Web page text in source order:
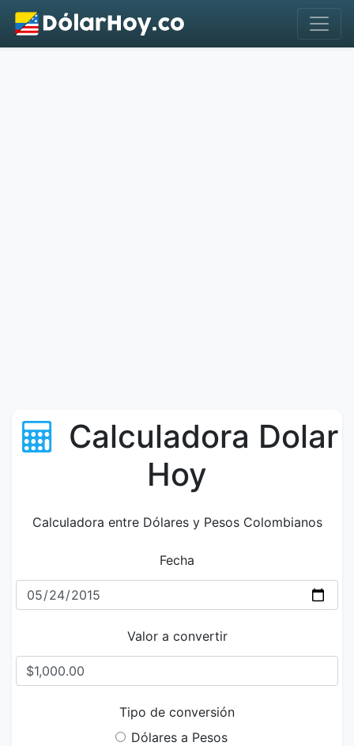
Calculadora Dolar
Hoy
Calculadora entre Dólares y Pesos Colombianos
Fecha
Valor a convertir
Tipo de conversión
Dólares a Pesos